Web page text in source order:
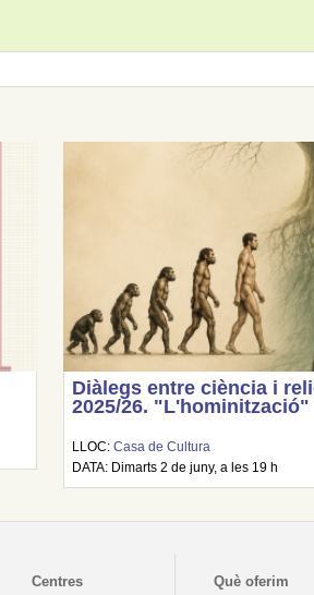
Diàlegs entre ciència i
2025/26. "L'hominització"
LLOC:Casa de Cultura
DATA: Dimarts 2 de juny, a les 19 h
Centres Què oferim